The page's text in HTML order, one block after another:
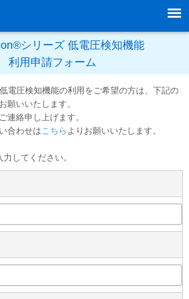
シリーズ 低電圧検知機能
利用申請フォーム
電圧検知機能の利用をご希望の方は、下記の
願いいたします。
連絡申し上げます。
合わせはこちら よりお願いいたします。
してください。